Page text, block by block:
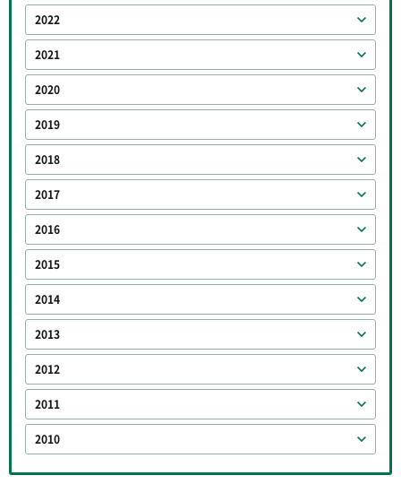
2022
2021
2020
2019
2018
2017
2016
2015
2014
2013
2012
2011
2010